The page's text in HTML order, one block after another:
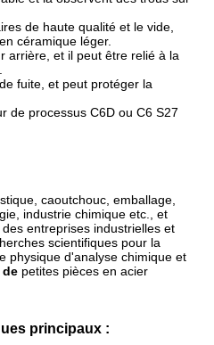
de haute qualité et le vide,
céramique léger.
arrière, et il peut être relié à la
fuite, et peut protéger la
de processus C6D ou C6 S27
caoutchouc, emballage,
industrie chimique etc., et
entreprises industrielles et
scientifiques pour la
physique d'analyse chimique et
de petites pièces en acier
principaux :